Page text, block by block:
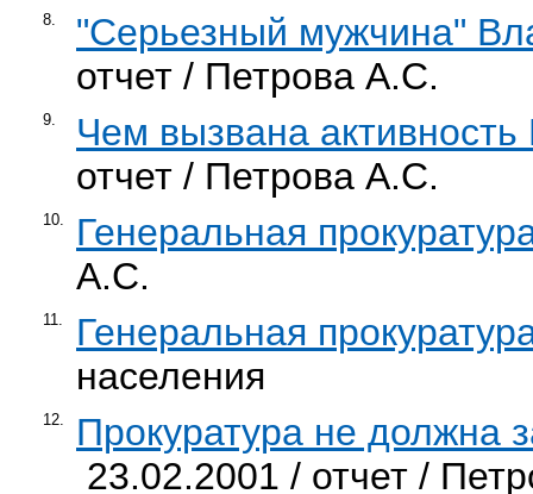
8.
"Серьезный мужчина"
отчет / Петрова А.С.
9.
Чем вызвана активность
отчет / Петрова А.С.
10.
Генеральная
А.С.
11.
Генеральная
населения
12.
Прокуратура не должна
23.02.2001 / отчет /